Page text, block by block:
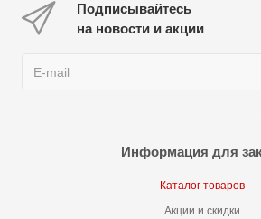
Подписывайтесь
на новости и акции
Информация для
Каталог товаров
Акции и скидки